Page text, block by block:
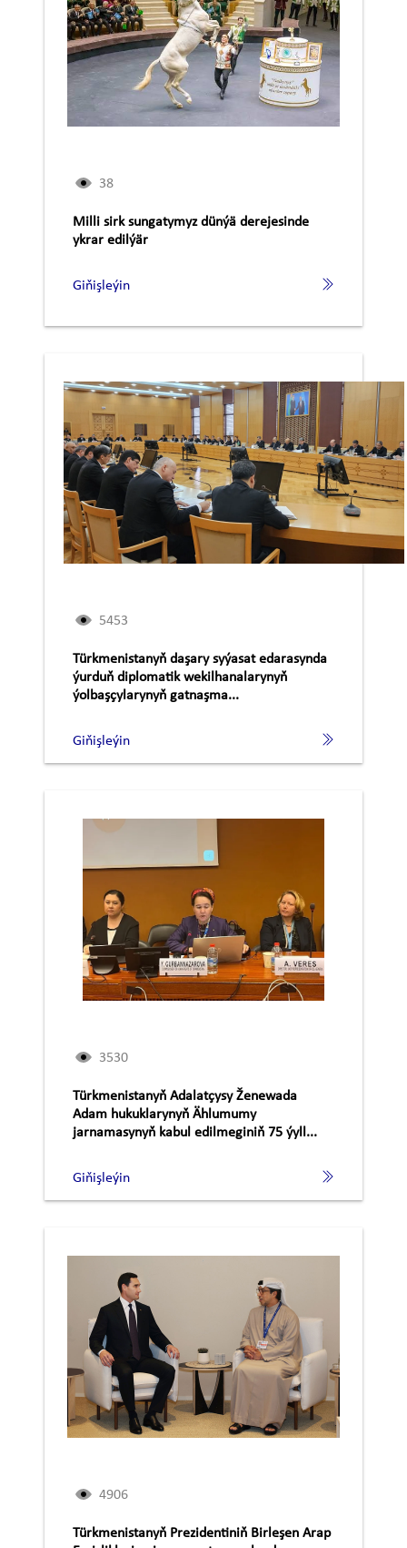
38
Milli sirk sungatymyz dünýä derejesinde
ykrar edilýär
Giňişleýin
5453
Türkmenistanyň daşary syýasat edarasynda
ýurduň diplomatik wekilhanalarynyň
ýolbaşçylarynyň gatnaşma...
Giňişleýin
3530
Türkmenistanyň Adalatçysy Ženewada
Adam hukuklarynyň Ählumumy
jarnamasynyň kabul edilmeginiň 75 ýyll...
Giňişleýin
4906
Türkmenistanyň Prezidentiniň Birleşen Arap